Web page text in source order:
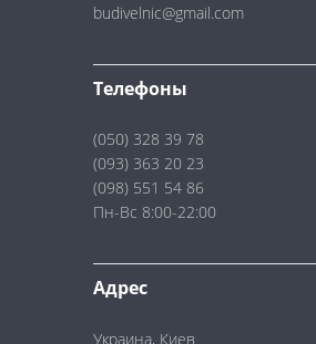
budivelnic@gmail.com
Телефоны
(050) 328 39 78
(093) 363 20 23
(098) 551 54 86
Пн-Вс 8:00-22:00
Адрес
Украина, Киев